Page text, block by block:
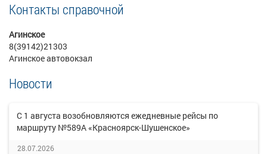
Контакты справочной
Агинское
8(39142)21303
Агинское автовокзал
Новости
С 1 августа возобновляются ежедневные рейсы по
маршруту №589А «Красноярск-Шушенское»
28.07.2026